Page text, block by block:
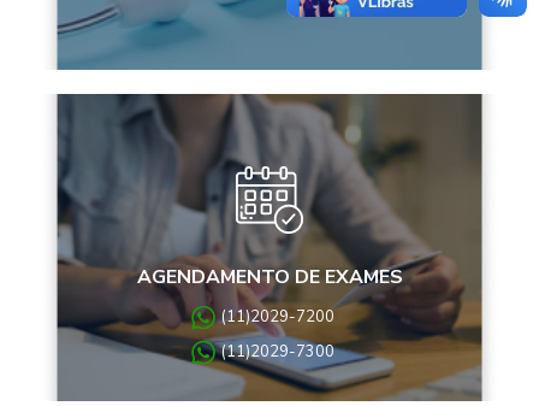
AGENDAMENTO DE EXAMES
(11)2029-7200
(11)2029-7300